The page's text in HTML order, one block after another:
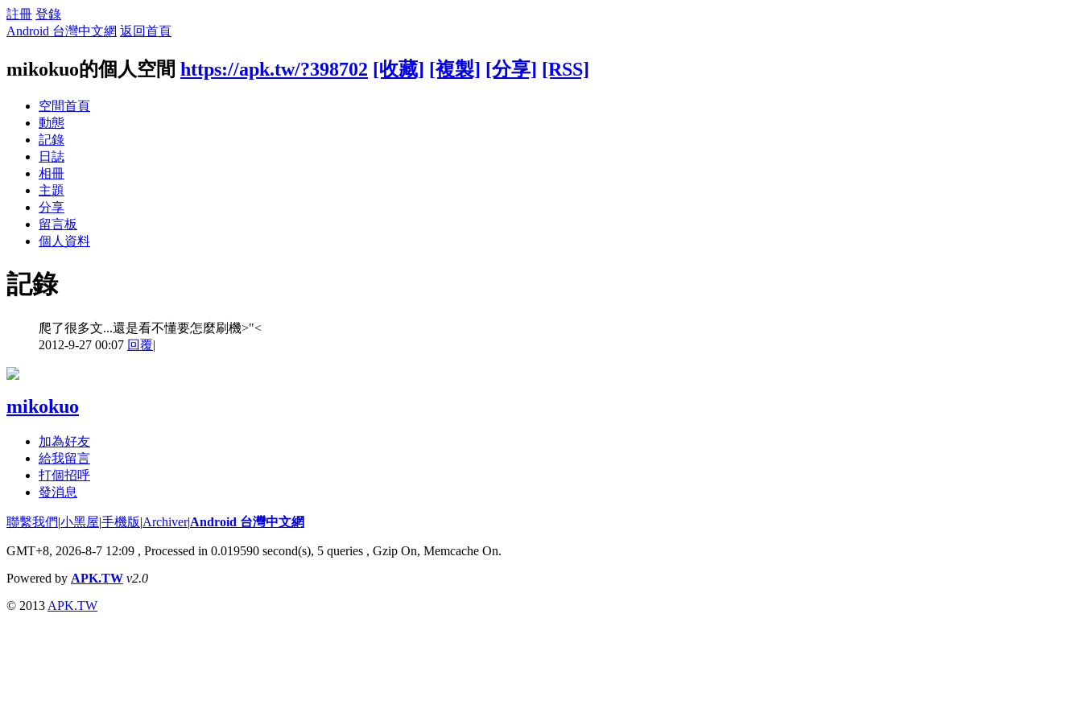
註冊 登錄
Android 台灣中文網 返回首頁
mikokuo的個人空間 https://apk.tw/?398702 [收藏] [複製] [分享] [RSS]
空間首頁
動態
記錄
日誌
相冊
主題
分享
留言板
個人資料
記錄
爬了很多文...還是看不懂要怎麼刷機>"<
2012-9-27 00:07 回覆|
mikokuo
加為好友
給我留言
打個招呼
發消息
聯繫我們|小黑屋|手機版|Archiver|Android 台灣中文網
GMT+8, 2026-8-7 12:09 , Processed in 0.019590 second(s), 5 queries , Gzip On, Memcache On.
Powered by APK.TW v2.0
© 2013 APK.TW